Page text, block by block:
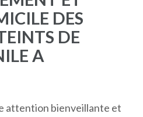
DES
DE
A
attention bienveillante et